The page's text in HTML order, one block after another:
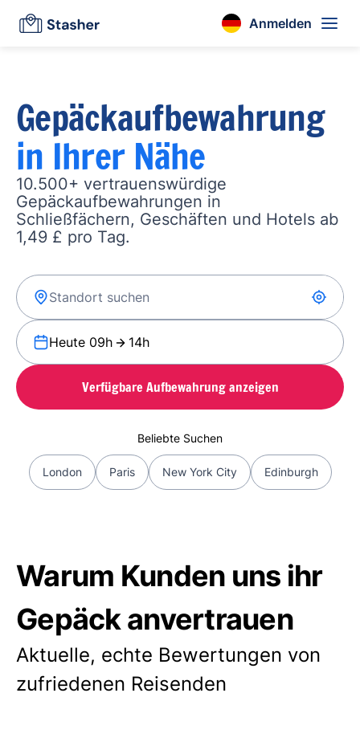
Anmelden
Gepäckaufbewahrung
in Ihrer Nähe
10.500+ vertrauenswürdige
Gepäckaufbewahrungen in
Schließfächern, Geschäften und Hotels ab
1,49 £ pro Tag.
Heute 09h 14h
Verfügbare Aufbewahrung anzeigen
Beliebte Suchen
London Paris New York City Edinburgh
Warum Kunden uns ihr
Gepäck anvertrauen
Aktuelle, echte Bewertungen von
zufriedenen Reisenden